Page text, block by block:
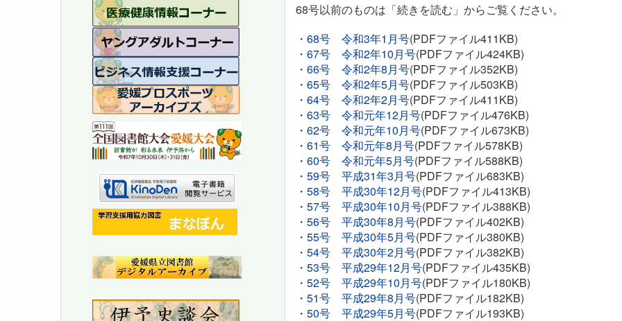
68号以前のものは「続きを読む」からご覧ください。
・ 68号 令和3年1月号(PDFファイル411KB)
・ 67号 令和2年10月号(PDFファイル424KB)
・ 66号 令和2年8月号(PDFファイル352KB)
・ 65号 令和2年5月号(PDFファイル503KB)
・ 64号 令和2年2月号(PDFファイル411KB)
・ 63号 令和元年12月号(PDFファイル476KB)
・ 62号 令和元年10月号(PDFファイル673KB)
・ 61号 令和元年8月号(PDFファイル578KB)
・ 60号 令和元年5月号(PDFファイル588KB)
・ 59号 平成31年3月号(PDFファイル683KB)
・ 58号 平成30年12月号(PDFファイル413KB)
・ 57号 平成30年10月号(PDFファイル388KB)
・ 56号 平成30年8月号(PDFファイル402KB)
・ 55号 平成30年5月号(PDFファイル380KB)
・ 54号 平成30年2月号(PDFファイル382KB)
・ 53号 平成29年12月号(PDFファイル435KB)
・ 52号 平成29年10月号(PDFファイル180KB)
・ 51号 平成29年8月号(PDFファイル182KB)
・ 50号 平成29年5月号(PDFファイル193KB)